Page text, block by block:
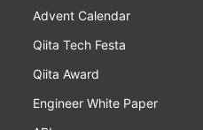
Advent Calendar
Qiita Tech Festa
Qiita Award
Engineer White Paper